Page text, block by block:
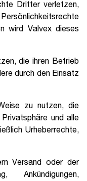
Dritter verletzen,
wird Valvex dieses
die ihren Betrieb
durch den Einsatz
zu nutzen, die
und alle
Urheberrechte,
Versand oder der
Ankündigungen,